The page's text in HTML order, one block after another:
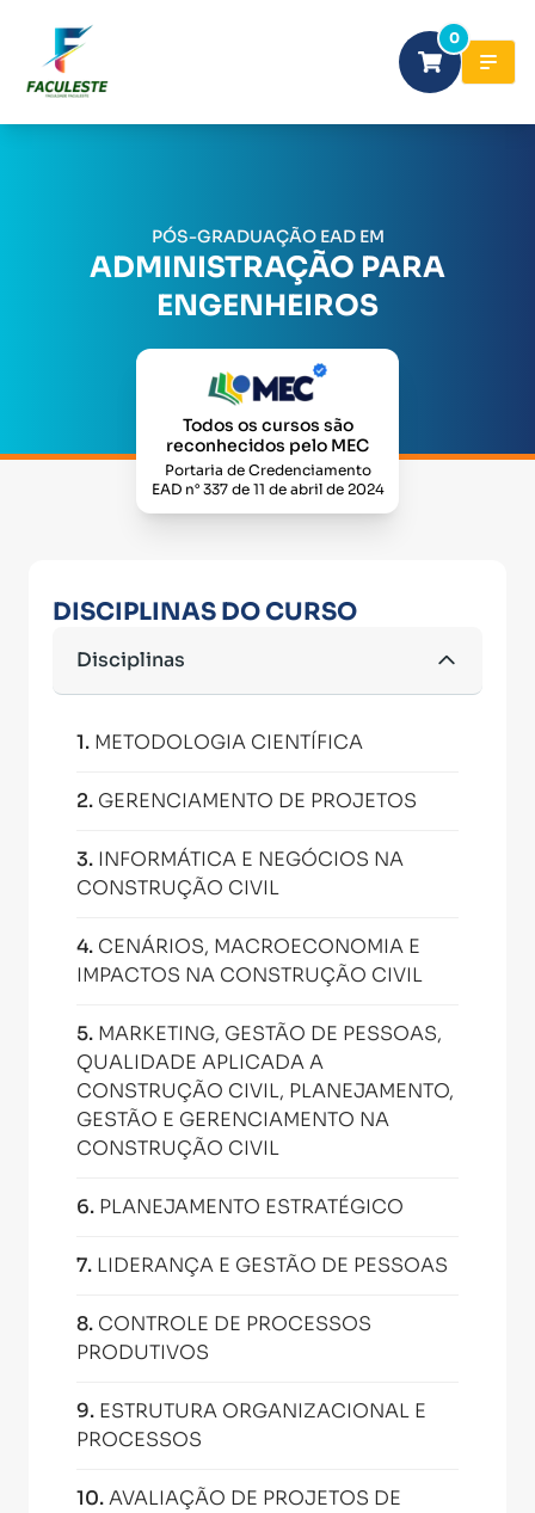
0
PÓS-GRADUAÇÃO EAD EM
ADMINISTRAÇÃO PARA
ENGENHEIROS
Todos os cursos são
reconhecidos pelo MEC
Portaria de Credenciamento
EAD n° 337 de 11 de abril de 2024
DISCIPLINAS DO CURSO
Disciplinas
1. METODOLOGIA CIENTÍFICA
2. GERENCIAMENTO DE PROJETOS
3. INFORMÁTICA E NEGÓCIOS NA
CONSTRUÇÃO CIVIL
4. CENÁRIOS, MACROECONOMIA E
IMPACTOS NA CONSTRUÇÃO CIVIL
5. MARKETING, GESTÃO DE PESSOAS,
QUALIDADE APLICADA A
CONSTRUÇÃO CIVIL, PLANEJAMENTO,
GESTÃO E GERENCIAMENTO NA
CONSTRUÇÃO CIVIL
6. PLANEJAMENTO ESTRATÉGICO
7. LIDERANÇA E GESTÃO DE PESSOAS
8. CONTROLE DE PROCESSOS
PRODUTIVOS
9. ESTRUTURA ORGANIZACIONAL E
PROCESSOS
10.AVALIAÇÃO DE PROJETOS DE